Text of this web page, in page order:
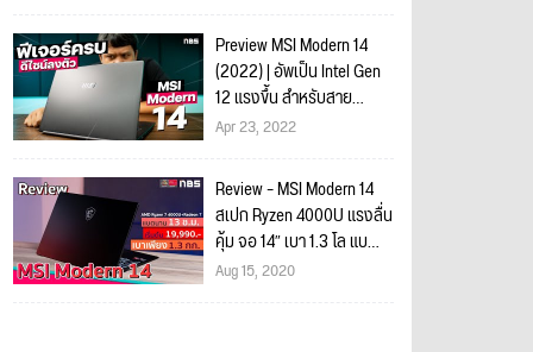
Preview MSI Modern 14
(2022) | อัพเป็น Intel Gen
12 แรงขึ้น สำหรับสาย
ทำงาน
Apr 23, 2022
Review – MSI Modern 14
สเปก Ryzen 4000U แรงลื่น
คุ้ม จอ 14″ เบา 1.3 โล แบ
ตนาน 13 ช.ม.เริ่ม 19,990
Aug 15, 2020